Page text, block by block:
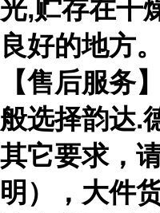
光,贮存在干
良好的地方。
【售后服务
般选择韵达.
其它要求，
明），大件